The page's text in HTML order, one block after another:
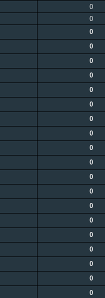
0
0
0
0
0
0
0
0
0
0
0
0
0
0
0
0
0
0
0
0
0